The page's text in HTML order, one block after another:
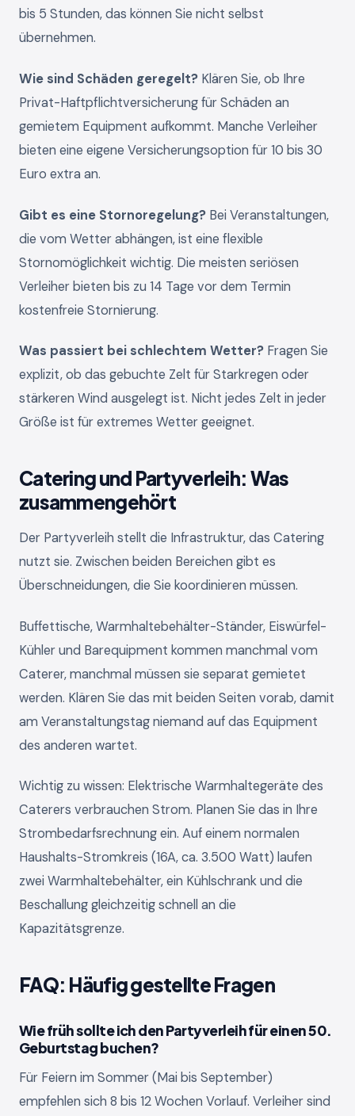
bis 5 Stunden, das können Sie nicht selbst
übernehmen.
Wie sind Schäden geregelt? Klären Sie, ob Ihre
Privat-Haftpflichtversicherung für Schäden an
gemietem Equipment aufkommt. Manche Verleiher
bieten eine eigene Versicherungsoption für 10 bis 30
Euro extra an.
Gibt es eine Stornoregelung? Bei Veranstaltungen,
die vom Wetter abhängen, ist eine flexible
Stornomöglichkeit wichtig. Die meisten seriösen
Verleiher bieten bis zu 14 Tage vor dem Termin
kostenfreie Stornierung.
Was passiert bei schlechtem Wetter? Fragen Sie
explizit, ob das gebuchte Zelt für Starkregen oder
stärkeren Wind ausgelegt ist. Nicht jedes Zelt in jeder
Größe ist für extremes Wetter geeignet.
Catering und Partyverleih: Was
zusammengehört
Der Partyverleih stellt die Infrastruktur, das Catering
nutzt sie. Zwischen beiden Bereichen gibt es
Überschneidungen, die Sie koordinieren müssen.
Buffettische, Warmhaltebehälter-Ständer, Eiswürfel-
Kühler und Barequipment kommen manchmal vom
Caterer, manchmal müssen sie separat gemietet
werden. Klären Sie das mit beiden Seiten vorab, damit
am Veranstaltungstag niemand auf das Equipment
des anderen wartet.
Wichtig zu wissen: Elektrische Warmhaltegeräte des
Caterers verbrauchen Strom. Planen Sie das in Ihre
Strombedarfsrechnung ein. Auf einem normalen
Haushalts-Stromkreis (16A, ca. 3.500 Watt) laufen
zwei Warmhaltebehälter, ein Kühlschrank und die
Beschallung gleichzeitig schnell an die
Kapazitätsgrenze.
FAQ: Häufig gestellte Fragen
Wie früh sollte ich den Partyverleih für einen 50.
Geburtstag buchen?
Für Feiern im Sommer (Mai bis September)
empfehlen sich 8 bis 12 Wochen Vorlauf. Verleiher sind